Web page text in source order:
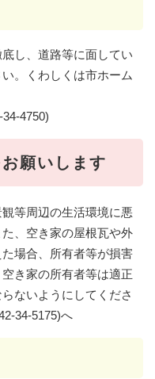
し、道路等に面してい
。くわしくは市ホーム
4750)
願いします
等周辺の生活環境に悪
、空き家の屋根瓦や外
場合、所有者等が損害
き家の所有者等は適正
ないようにしてくださ
34-5175)へ